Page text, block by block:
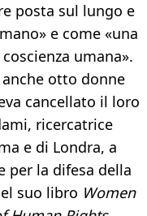
posta sul lungo e
e come «una
umana».
otto donne
cancellato il loro
ricercatrice
e di Londra, a
per la difesa della
suo libro Women